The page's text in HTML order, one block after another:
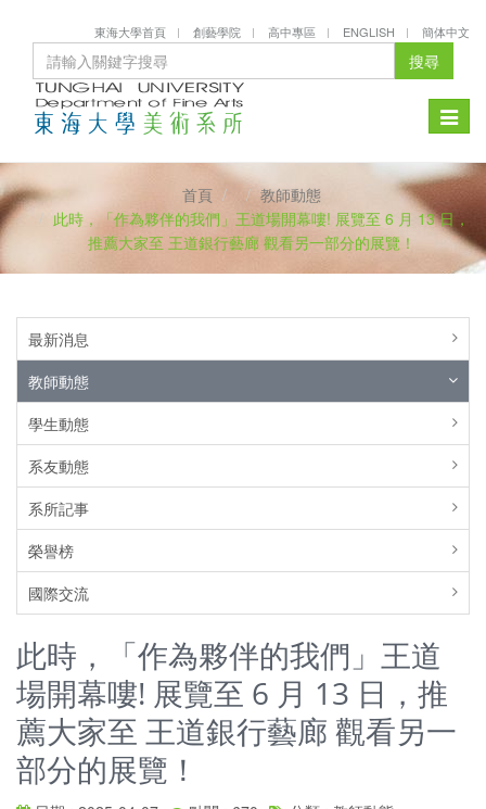
東海大學首頁 創藝學院 高中專區 ENGLISH 簡体中文
搜尋
Toggle
首頁
教師動態
此時，「作為夥伴的我們」王道場開幕嘍! 展覽至 6 月 13 日，
推薦大家至 王道銀行藝廊 觀看另一部分的展覽！
最新消息
教師動態
學生動態
系友動態
系所記事
榮譽榜
國際交流
此時，「作為夥伴的我們」王道
場開幕嘍! 展覽至 6 月 13 日，推
薦大家至 王道銀行藝廊 觀看另一
部分的展覽！